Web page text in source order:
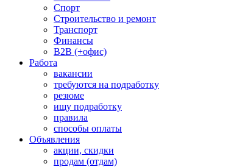
Спорт
Строительство и ремонт
Транспорт
Финансы
B2B (+офис)
Работа
вакансии
требуются на подработку
резюме
ищу подработку
правила
способы оплаты
Объявления
акции, скидки
продам (отдам)